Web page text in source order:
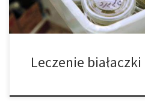
Leczenie